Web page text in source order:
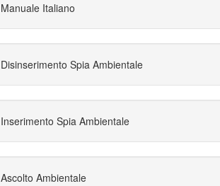
Manuale Italiano
Disinserimento Spia Ambientale
Inserimento Spia Ambientale
Ascolto Ambientale